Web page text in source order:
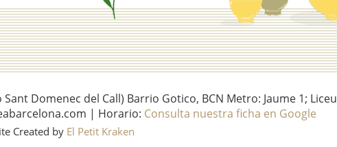
Domenec del Call) Barrio Gotico, BCN Metro: Jaume 1; Liceu
| Horario: Consulta nuestra ficha en Google
Created by El Petit Kraken